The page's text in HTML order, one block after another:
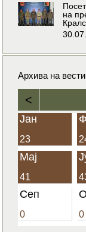
на
Архива на вести
<
Јан
23
Мај
41
Сеп
0 0